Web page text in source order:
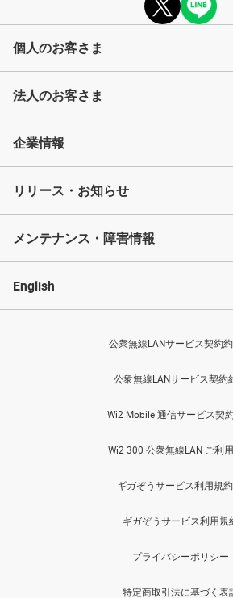
個人のお客さま
法人のお客さま
企業情報
リリース・お知らせ
メンテナンス・障害情報
English
公衆無線LANサービス契約
公衆無線LANサービス契約
Wi2 Mobile 通信サービス契
Wi2 300 公衆無線LAN ご利
ギガぞうサービス利用規
ギガぞうサービス利用規
プライバシーポリシー
特定商取引法に基づく表